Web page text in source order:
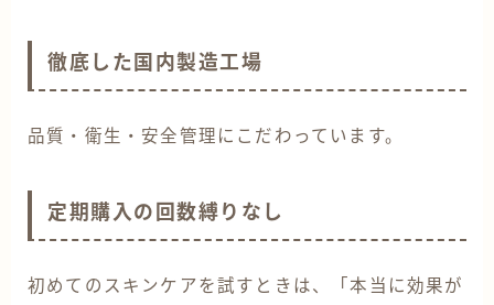
徹底した国内製造工場
品質・衛生・安全管理にこだわっています。
定期購入の回数縛りなし
初めてのスキンケアを試すときは、「本当に効果が